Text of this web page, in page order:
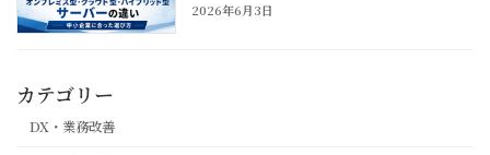
2026年6月3日
カテゴリー
DX・業務改善